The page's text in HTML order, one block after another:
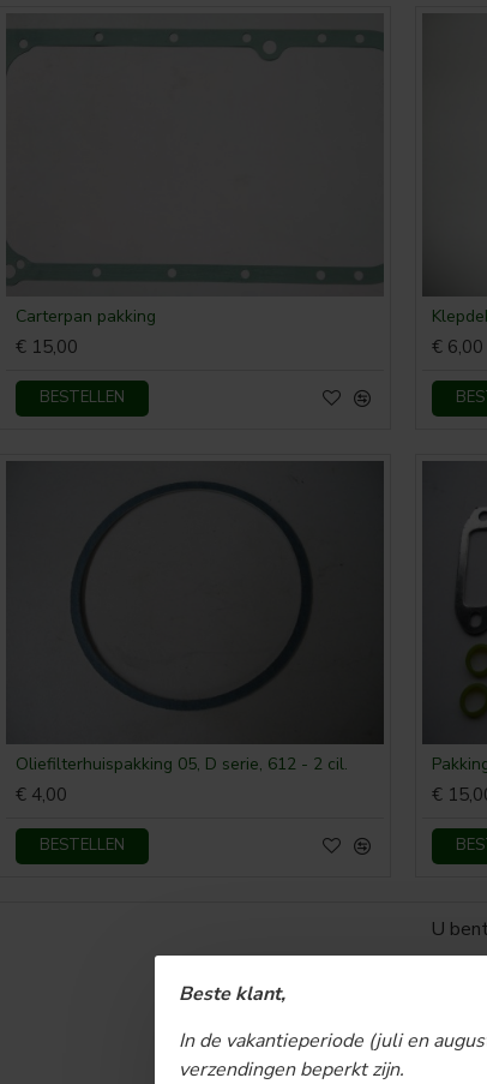
Beste klant,
In de vakantieperiode (juli en
verzendingen beperkt zijn.
Carterpan pakking
€ 15,00
BESTELLEN
€ 6,00
Oliefilterhuispakking 05, D serie, 612 - 2 cil.
€ 4,00
BESTELLEN
€
U